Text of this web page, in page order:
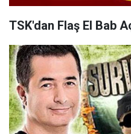
TSK'dan Flaş El Bab